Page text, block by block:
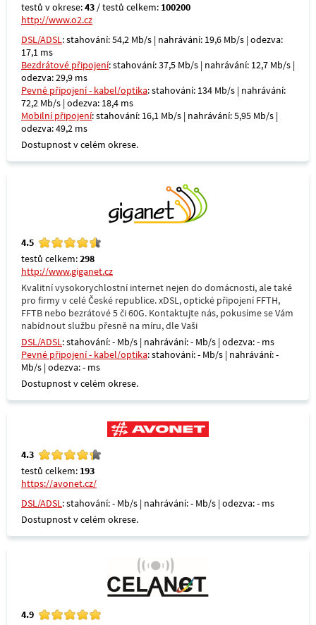
testů v okrese:43 / testů celkem: 100200
http://www.o2.cz
DSL/ADSL: stahování: 54,2 Mb/s | nahrávání: 19,6 Mb/s | odezva:
17,1 ms
Bezdrátové připojení: stahování: 37,5 Mb/s | nahrávání: 12,7 Mb/s |
odezva: 29,9 ms
Pevné připojení - kabel/optika: stahování: 134 Mb/s | nahrávání:
72,2 Mb/s | odezva: 18,4 ms
Mobilní připojení: stahování: 16,1 Mb/s | nahrávání: 5,95 Mb/s |
odezva: 49,2 ms
Dostupnost v celém okrese.
4.5
testů celkem:298
http://www.giganet.cz
Kvalitní vysokorychlostní internet nejen do domácnosti, ale také
pro firmy v celé České republice. xDSL, optické připojení FFTH,
FFTB nebo bezrátové 5 či 60G. Kontaktujte nás, pokusíme se Vám
nabídnout službu přesně na míru, dle Vaši
DSL/ADSL: stahování: - Mb/s | nahrávání: - Mb/s | odezva: - ms
Pevné připojení - kabel/optika: stahování: - Mb/s | nahrávání: -
Mb/s | odezva: - ms
Dostupnost v celém okrese.
4.3
testů celkem: 193
https://avonet.cz/
DSL/ADSL: stahování: - Mb/s | nahrávání: - Mb/s | odezva: - ms
Dostupnost v celém okrese.
4.9